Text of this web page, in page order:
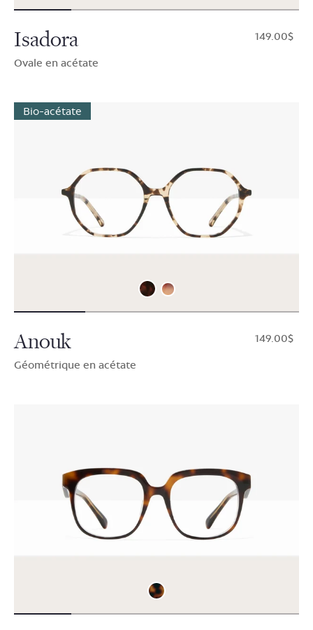
Isadora
Ovale en acétate
$149.00
Bio-acétate
Anouk
Géométrique en acétate
$149.00